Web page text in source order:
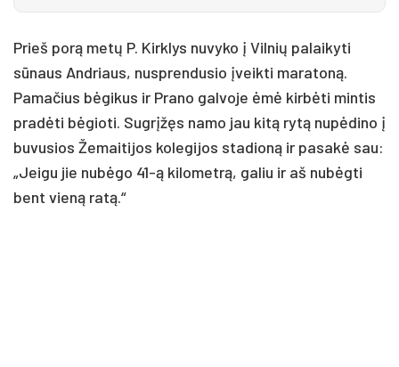
Prieš porą metų P. Kirklys nuvyko į Vilnių palaikyti
sūnaus Andriaus, nusprendusio įveikti maratoną.
Pamačius bėgikus ir Prano galvoje ėmė kirbėti mintis
pradėti bėgioti. Sugrįžęs namo jau kitą rytą nupėdino į
buvusios Žemaitijos kolegijos stadioną ir pasakė sau:
„Jeigu jie nubėgo 41-ą kilometrą, galiu ir aš nubėgti
bent vieną ratą.“